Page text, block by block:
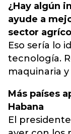
¿Hay algún
ayude a
sector
Eso sería lo
tecnología.
maquinaria
Más países
Habana
El